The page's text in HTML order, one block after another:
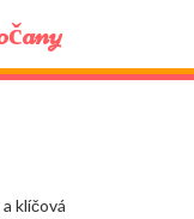
klíčová